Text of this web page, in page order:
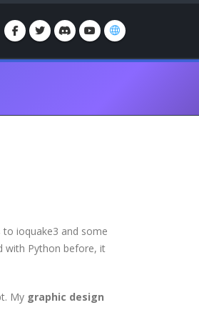
ioquake3 and some
with Python before, it
My graphic design